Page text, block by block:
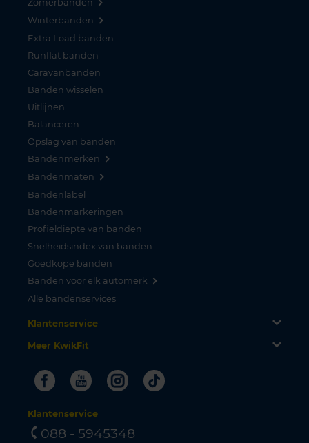
Zomerbanden
Winterbanden
Extra Load banden
Runflat banden
Caravanbanden
Banden wisselen
Uitlijnen
Balanceren
Opslag van banden
Bandenmerken
Bandenmaten
Bandenlabel
Bandenmarkeringen
Profieldiepte van banden
Snelheidsindex van banden
Goedkope banden
Banden voor elk automerk
Alle bandenservices
Klantenservice
Meer KwikFit
FacebookYoutubeInstagram
Tiktok
Klantenservice
088 - 5945348